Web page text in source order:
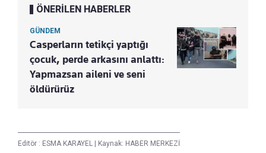
ÖNERİLEN HABERLER
GÜNDEM
Casperların tetikçi yaptığı
çocuk, perde arkasını anlattı:
Yapmazsan aileni ve seni
öldürürüz
Editör : ESMA KARAYEL Kaynak: HABER MERKEZİ